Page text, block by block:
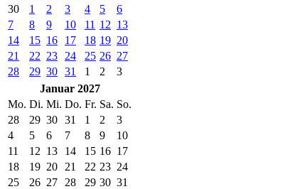
30
1 2 3 4 5
6
7
8 9 10 11 12 13
14
15 16 17 18 19 20
21
22 23 24 25 26 27
28
29 30 31 1 2
3
Januar 2027
Mo. Di. Mi. Do. Fr. Sa. So.
28
29 30 31 1 2
3
4
5 6 7 8 9
10
11
12 13 14 15 16 17
18
19 20 21 22 23 24
25
26 27 28 29 30 31